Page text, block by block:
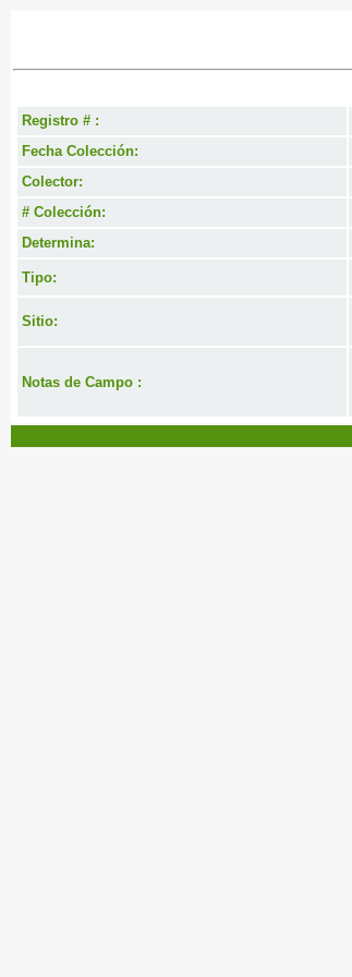
Registro # :
Fecha Colección:
Colector:
# Colección:
Determina:
Tipo:
Sitio:
Notas de Campo :